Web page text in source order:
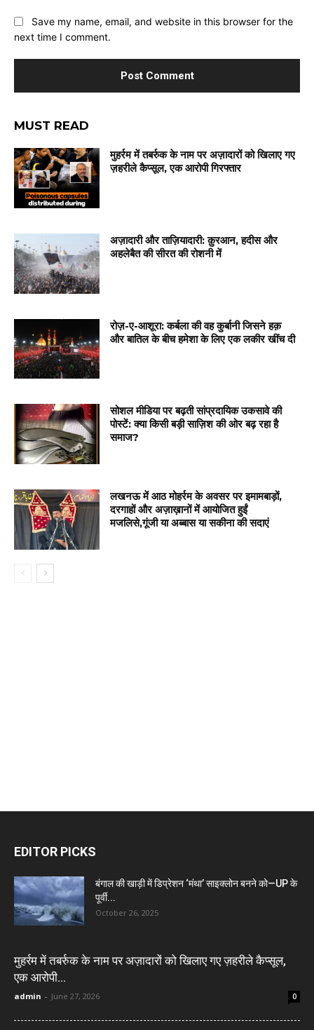
Save my name, email, and website in this browser for the
next time I comment.
MUST READ
मुहर्रम में तबर्रुक के नाम पर अज़ादारों को खिलाए गए
ज़हरीले कैप्सूल, एक आरोपी गिरफ्तार
अज़ादारी और ताज़ियादारी: क़ुरआन, हदीस और
अहलेबैत की सीरत की रोशनी में
रोज़-ए-आशूरा: कर्बला की वह कुर्बानी जिसने हक़
और बातिल के बीच हमेशा के लिए एक लकीर खींच दी
सोशल मीडिया पर बढ़ती सांप्रदायिक उकसावे की
पोस्टें: क्या किसी बड़ी साज़िश की ओर बढ़ रहा है
समाज?
लखनऊ में आठ मोहर्रम के अवसर पर इमामबाड़ों,
दरगाहों और अज़ाख़ानों में आयोजित हुईं
मजलिसे,गूंजी या अब्बास या सकीना की सदाएं
EDITOR PICKS
बंगाल की खाड़ी में डिप्रेशन ‘मंथा’ साइक्लोन बनने को—UP के
पूर्वी...
October 26, 2025
मुहर्रम में तबर्रुक के नाम पर अज़ादारों को खिलाए गए ज़हरीले कैप्सूल,
एक आरोपी...
admin - June 27, 2026 0